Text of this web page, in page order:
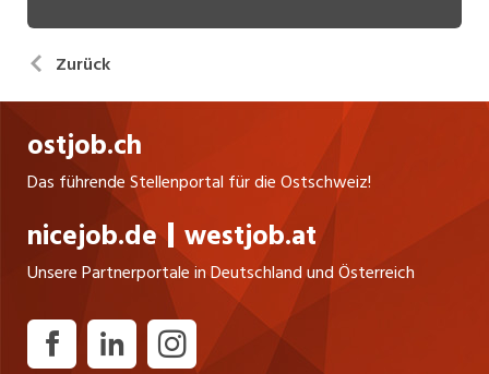
Zurück
ostjob.ch
Das führende Stellenportal für die Ostschweiz!
nicejob.de westjob.at
Unsere Partnerportale in Deutschland und Österreich